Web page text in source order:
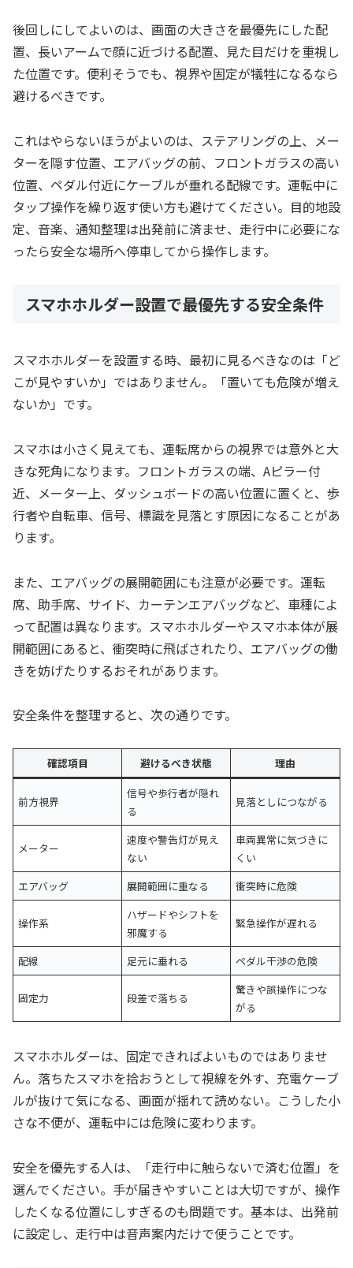
後回しにしてよいのは、画面の大きさを最優先にした配
置、長いアームで顔に近づける配置、見た目だけを重視し
た位置です。便利そうでも、視界や固定が犠牲になるなら
避けるべきです。
これはやらないほうがよいのは、ステアリングの上、メー
ターを隠す位置、エアバッグの前、フロントガラスの高い
位置、ペダル付近にケーブルが垂れる配線です。運転中に
タップ操作を繰り返す使い方も避けてください。目的地設
定、音楽、通知整理は出発前に済ませ、走行中に必要にな
ったら安全な場所へ停車してから操作します。
スマホホルダー設置で最優先する安全条件
スマホホルダーを設置する時、最初に見るべきなのは「ど
こが見やすいか」ではありません。「置いても危険が増え
ないか」です。
スマホは小さく見えても、運転席からの視界では意外と大
きな死角になります。フロントガラスの端、Aピラー付
近、メーター上、ダッシュボードの高い位置に置くと、歩
行者や自転車、信号、標識を見落とす原因になることがあ
ります。
また、エアバッグの展開範囲にも注意が必要です。運転
席、助手席、サイド、カーテンエアバッグなど、車種によ
って配置は異なります。スマホホルダーやスマホ本体が展
開範囲にあると、衝突時に飛ばされたり、エアバッグの働
きを妨げたりするおそれがあります。
安全条件を整理すると、次の通りです。
確認項目 避けるべき状態 理由
前方視界
信号や歩行者が隠れ
る
見落としにつながる
メーター
速度や警告灯が見え
ない
車両異常に気づきに
くい
エアバッグ
展開範囲に重なる 衝突時に危険
操作系
ハザードやシフトを
邪魔する
緊急操作が遅れる
配線 足元に垂れる ペダル干渉の危険
固定力 段差で落ちる
驚きや誤操作につな
がる
スマホホルダーは、固定できればよいものではありませ
ん。落ちたスマホを拾おうとして視線を外す、充電ケーブ
ルが抜けて気になる、画面が揺れて読めない。こうした小
さな不便が、運転中には危険に変わります。
安全を優先する人は、「走行中に触らないで済む位置」を
選んでください。手が届きやすいことは大切ですが、操作
したくなる位置にしすぎるのも問題です。基本は、出発前
に設定し、走行中は音声案内だけで使うことです。